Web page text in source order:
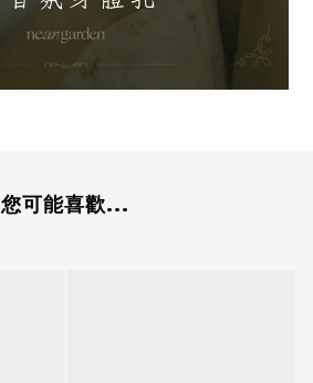
您可能喜歡...